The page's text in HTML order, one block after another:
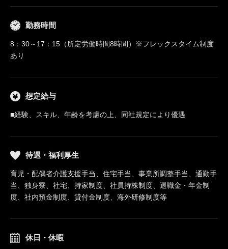
勤務時間
8：30～17：15（所定労働時間8時間）※フレックスタイム制度
あり
想定給与
■経験、スキル、年齢を考慮の上、同社規定により優遇
待遇・福利厚生
育児・配偶者介護支援手当、住宅手当、事業所調整手当、通勤手
当、独身寮、社宅、持家制度、社員持株制度、退職金・年金制
度、社内預金制度、貸付金制度、海外研修制度等
休日・休暇